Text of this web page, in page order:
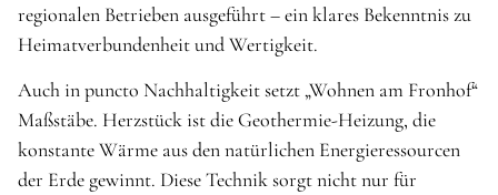
regionalen Betrieben ausgeführt – ein klares Bekenntnis zu
Heimatverbundenheit und Wertigkeit.
Auch in puncto Nachhaltigkeit setzt „Wohnen am Fronhof“
Maßstäbe. Herzstück ist die Geothermie-Heizung, die
konstante Wärme aus den natürlichen Energieressourcen
der Erde gewinnt. Diese Technik sorgt nicht nur für